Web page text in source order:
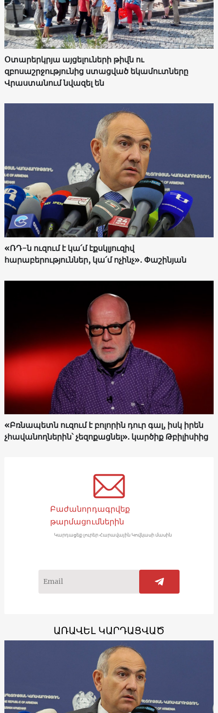
Օտարերկրյա այցելուների թիվն ու
զբոսաշրջությունից ստացված եկամուտները
Վրաստանում նվազել են
«ՌԴ-ն ուզում է կա՛մ էքսկլյուզիվ
հարաբերություններ, կա՛մ ոչինչ»․ Փաշինյան
«Բռնապետն ուզում է բոլորին դուր գալ, իսկ իրեն
չհավանողներին՝ չեզոքացնել». կարծիք Թբիլիսիից
Բաժանորդագրվեք
թարմացումներին
Կարդացեք լուրեր Հարավային Կովկասի մասին
ԱՌԱՎԵԼ ԿԱՐԴԱՑՎԱԾ